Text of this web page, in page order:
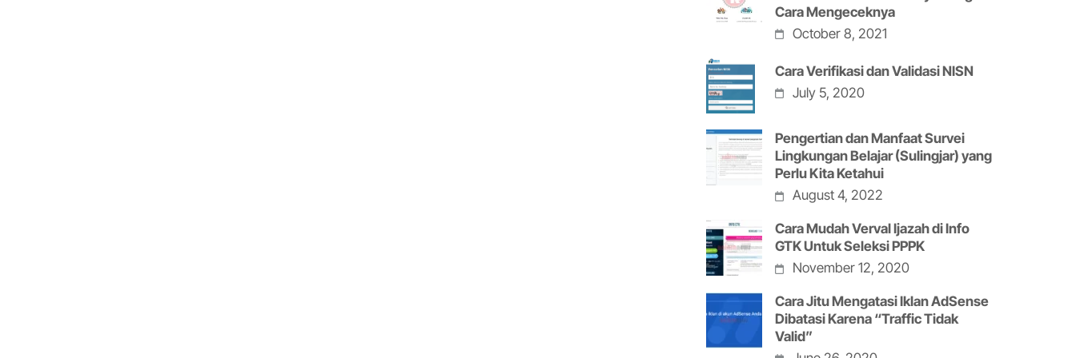
Cara Mengeceknya
October 8, 2021
Cara Verifikasi dan Validasi NISN
July 5, 2020
Pengertian dan Manfaat Survei
Lingkungan Belajar (Sulingjar) yang
Perlu Kita Ketahui
August 4, 2022
Cara Mudah Verval Ijazah di Info
GTK Untuk Seleksi PPPK
November 12, 2020
Cara Jitu Mengatasi Iklan AdSense
Dibatasi Karena “Traffic Tidak
Valid”